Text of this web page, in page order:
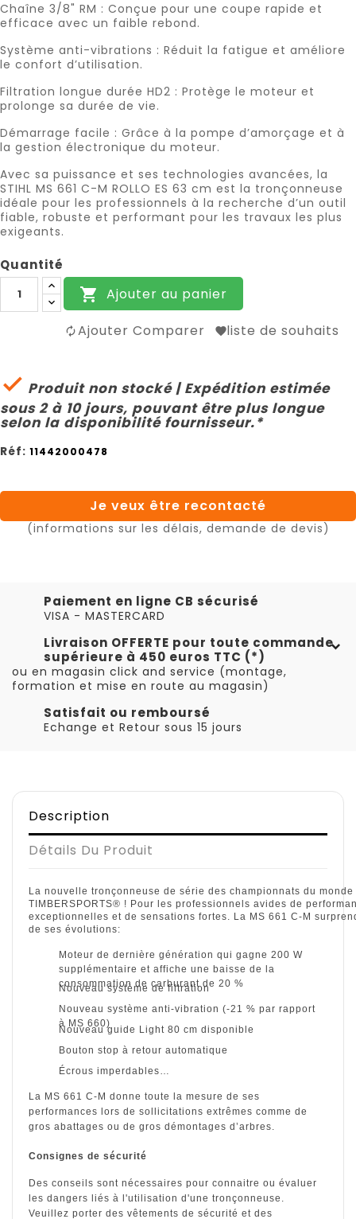
Chaîne 3/8" RM : Conçue pour une coupe rapide et
efficace avec un faible rebond.
Système anti-vibrations : Réduit la fatigue et améliore
le confort d’utilisation.
Filtration longue durée HD2 : Protège le moteur et
prolonge sa durée de vie.
Démarrage facile : Grâce à la pompe d’amorçage et à
la gestion électronique du moteur.
Avec sa puissance et ses technologies avancées, la
STIHL MS 661 C-M ROLLO ES 63 cm est la tronçonneuse
idéale pour les professionnels à la recherche d’un outil
fiable, robuste et performant pour les travaux les plus
exigeants.
Quantité
 Ajouter au panier
Ajouter Comparer liste de souhaits
 Produit non stocké | Expédition estimée
sous 2 à 10 jours, pouvant être plus longue
selon la disponibilité fournisseur.*
Réf: 11442000478
Je veux être recontacté
(informations sur les délais, demande de devis)
Paiement en ligne CB sécurisé
VISA - MASTERCARD
Livraison OFFERTE pour toute commande
supérieure à 450 euros TTC (*)
ou en magasin click and service (montage,
formation et mise en route au magasin)
Satisfait ou remboursé
Echange et Retour sous 15 jours
Description
Détails Du Produit
La nouvelle tronçonneuse de série des championnats du
TIMBERSPORTS® ! Pour les professionnels avides de
exceptionnelles et de sensations fortes. La MS 661 C-M
de ses évolutions:
Moteur de dernière génération qui gagne 200 W
supplémentaire et affiche une baisse de la
consommation de carburant de 20 %
Nouveau système de filtration
Nouveau système anti-vibration (-21 % par rapport
à MS 660)
Nouveau guide Light 80 cm disponible
Bouton stop à retour automatique
Écrous imperdables…
La MS 661 C-M donne toute la mesure de ses
performances lors de sollicitations extrêmes comme de
gros abattages ou de gros démontages d’arbres.
Consignes de sécurité
Des conseils sont nécessaires pour connaitre ou évaluer
les dangers liés à l'utilisation d'une tronçonneuse.
Veuillez porter des vêtements de sécurité et des